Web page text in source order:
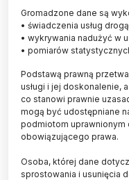
Nad bezodpadową
rzepakowego na
gospodarstwa
Wydziału
Jest on jednym z
programu
stypendia dla
tanie medium do
makuchów
Gromadzone dane są
• świadczenia usług
• wykrywania nadużyć w
• pomiarów
Podstawą prawną
usługi i jej doskonalenie,
co stanowi prawnie
mogą być udostępniane
podmiotom uprawnionym
obowiązującego prawa.
Osoba, której dane
sprostowania i usunięcia